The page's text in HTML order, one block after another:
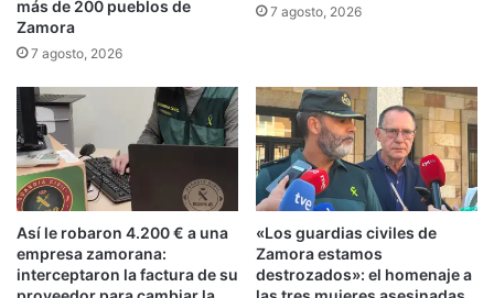
más de 200 pueblos de
Zamora
7 agosto, 2026
7 agosto, 2026
Así le robaron 4.200 € a una
empresa zamorana:
interceptaron la factura de su
«Los guardias civiles de
Zamora estamos
destrozados»: el homenaje a